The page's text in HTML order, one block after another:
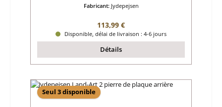
Fabricant: Jydepejsen
Prix régulier :
113,99 €
Disponible, délai de livraison : 4-6 jours
Détails
Seul 3 disponible